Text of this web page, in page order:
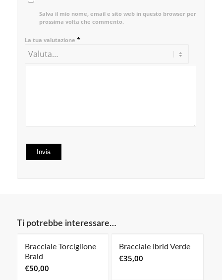
Salva il mio nome, email e sito web in questo browser per la
prossima volta che commento.
La tua valutazione *
Ti potrebbe interessare…
Bracciale Torciglione
Braid
€50,00
Bracciale Ibrid Verde
€35,00